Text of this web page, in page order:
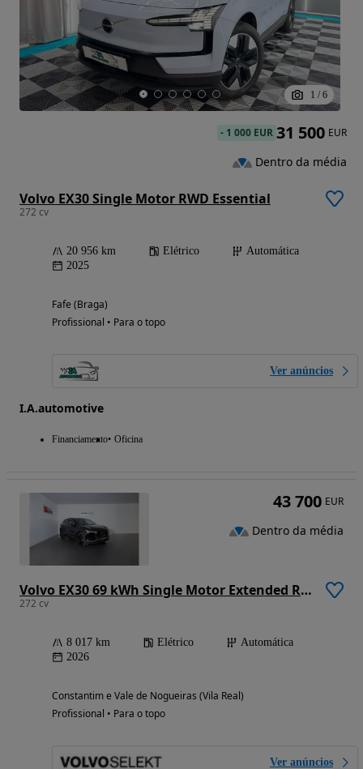
1 / 6
Volvo EX30 Single Motor RWD Essential
272 cv
20 956 km Elétrico
Automática
2025
Fafe (Braga)
Profissional • Para o topo
Ver anúncios
I.A.automotive
Financiamento Oficina
- 1 000 EUR 31 500 EUR
Dentro da média
Volvo EX30 69 kWh Single Motor Extended Range Black Edition
272 cv
8 017 km Elétrico
Automática
2026
Constantim e Vale de Nogueiras (Vila Real)
Profissional • Para o topo
Ver anúncios
43 700 EUR
Dentro da média